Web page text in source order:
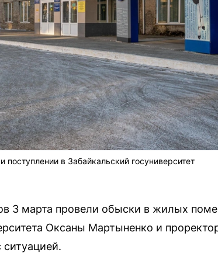
в Забайкальский госуниверситет
3 марта провели обыски в жилых
Оксаны Мартыненко и